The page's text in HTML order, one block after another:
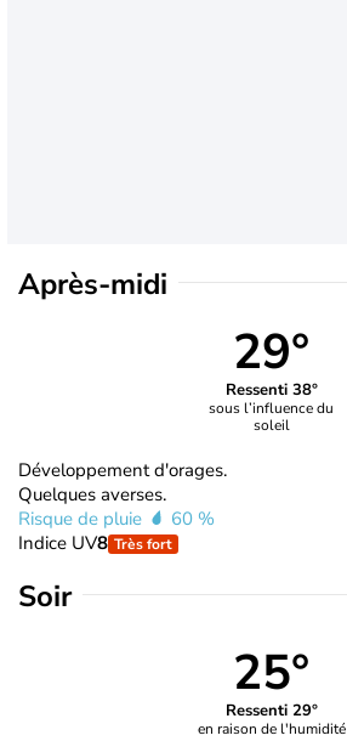
Après-midi
29°
Ressenti 38°
sous l’influence du
soleil
Développement d'orages.
Quelques averses.
Risque de pluie
60 %
Indice UV8 Très fort
Soir
25°
Ressenti 29°
en raison de l'humidité